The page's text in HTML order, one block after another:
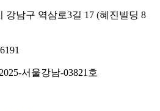
강남구 역삼로3길 17 (혜진빌딩 8
서울강남-03821호